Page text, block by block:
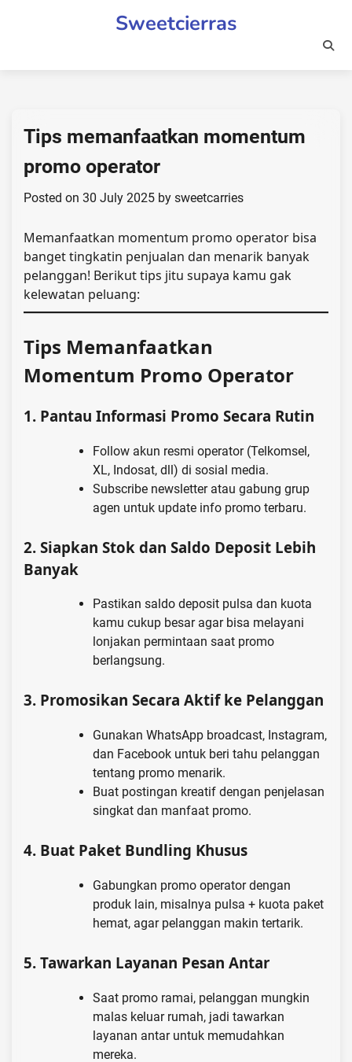
Sweetcierras
Tips memanfaatkan momentum
promo operator
Posted on 30 July 2025 by sweetcarries
Memanfaatkan momentum promo operator bisa
banget tingkatin penjualan dan menarik banyak
pelanggan! Berikut tips jitu supaya kamu gak
kelewatan peluang:
Tips Memanfaatkan
Momentum Promo Operator
1. Pantau Informasi Promo Secara Rutin
Follow akun resmi operator (Telkomsel,
XL, Indosat, dll) di sosial media.
Subscribe newsletter atau gabung grup
agen untuk update info promo terbaru.
2. Siapkan Stok dan Saldo Deposit Lebih
Banyak
Pastikan saldo deposit pulsa dan kuota
kamu cukup besar agar bisa melayani
lonjakan permintaan saat promo
berlangsung.
3. Promosikan Secara Aktif ke Pelanggan
Gunakan WhatsApp broadcast, Instagram,
dan Facebook untuk beri tahu pelanggan
tentang promo menarik.
Buat postingan kreatif dengan penjelasan
singkat dan manfaat promo.
4. Buat Paket Bundling Khusus
Gabungkan promo operator dengan
produk lain, misalnya pulsa + kuota paket
hemat, agar pelanggan makin tertarik.
5. Tawarkan Layanan Pesan Antar
Saat promo ramai, pelanggan mungkin
malas keluar rumah, jadi tawarkan
layanan antar untuk memudahkan
mereka.